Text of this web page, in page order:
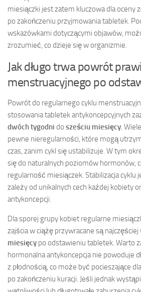
miesiączki jest zatem kluczowa dla oceny
po zakończeniu przyjmowania tabletek.
wskazówkami dotyczącymi objawów,
zrozumieć, co dzieje się w organizmie.
Jak długo trwa powrót
menstruacyjnego po
Powrót do regularnego cyklu
stosowania tabletek antykoncepcyjnych
dwóch tygodni do sześciu miesięcy.
pewne nieregularności, które mogą
czas, zanim cykl się ustabilizuje. W tym
się do naturalnych poziomów hormonów,
regularność miesiączek. Stabilizacja cyklu
zależy od unikalnych cech każdej kobiety
antykoncepcji.
Dla sporej grupy kobiet regularne
zajścia w ciążę przywracane są najczęściej
miesięcy po odstawieniu tabletek. Warto
hormonalna antykoncepcja nie powoduje
z płodnością, co może być pocieszające
po zakończeniu kuracji. Jeśli jednak